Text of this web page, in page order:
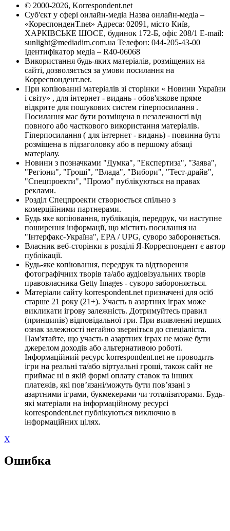
© 2000-2026, Korrespondent.net
Суб'єкт у сфері онлайн-медіа Назва онлайн-медіа –
«КореспонденТ.net» Адреса: 02091, місто Київ,
ХАРКІВСЬКЕ ШОСЕ, будинок 172-Б, офіс 208/1 E-mail:
sunlight@mediadim.com.ua Телефон: 044-205-43-00
Ідентифікатор медіа – R40-06068
Використання будь-яких матеріалів, розміщених на
сайті, дозволяється за умови посилання на
Корреспондент.net.
При копіюванні матеріалів зі сторінки « Новини України
і світу» , для інтернет - видань - обов'язкове пряме
відкрите для пошукових систем гіперпосилання .
Посилання має бути розміщена в незалежності від
повного або часткового використання матеріалів.
Гіперпосилання ( для інтернет - видань) - повинна бути
розміщена в підзаголовку або в першому абзаці
матеріалу.
Новини з позначками "Думка", "Експертиза", "Заява",
"Регіони", "Гроші", "Влада", "Вибори", "Тест-драйв",
"Спецпроекти", "Промо" публікуються на правах
реклами.
Розділ Спецпроекти створюється спільно з
комерційними партнерами.
Будь яке копіювання, публікація, передрук, чи наступне
поширення інформації, що містить посилання на
"Інтерфакс-Україна", EPA / UPG, суворо забороняється.
Власник веб-сторінки в розділі Я-Корреспондент є автор
публікації.
Будь-яке копіювання, передрук та відтворення
фотографічних творів та/або аудіовізуальних творів
правовласника Getty Images - суворо забороняється.
Матеріали сайту korrespondent.net призначені для осіб
старше 21 року (21+). Участь в азартних іграх може
викликати ігрову залежність. Дотримуйтесь правил
(принципів) відповідальної гри. При виявленні перших
ознак залежності негайно зверніться до спеціаліста.
Пам'ятайте, що участь в азартних іграх не може бути
джерелом доходів або альтернативою роботі.
Інформаційний ресурс korrespondent.net не проводить
ігри на реальні та/або віртуальні гроші, також сайт не
приймає ні в якій формі оплату ставок та інших
платежів, які пов’язані/можуть бути пов’язані з
азартними іграми, букмекерами чи тоталізаторами. Будь-
які матеріали на інформаційному ресурсі
korrespondent.net публікуються виключно в
інформаційних цілях.
X
Ошибка